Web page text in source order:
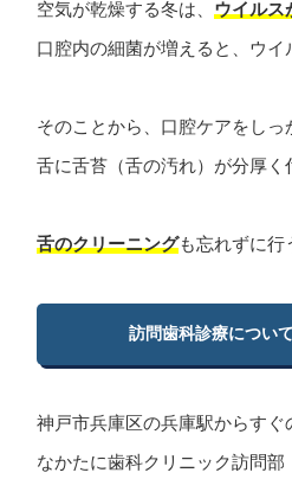
空気が乾燥する冬は、 ウイルス
口腔内の細菌が増えると、ウイ
そのことから、口腔ケアをし
舌に舌苔（舌の汚れ）が分厚く
舌のクリーニング も忘れずに行
訪問歯科診療について
神戸市兵庫区の兵庫駅からすぐ
なかたに歯科クリニック訪問部